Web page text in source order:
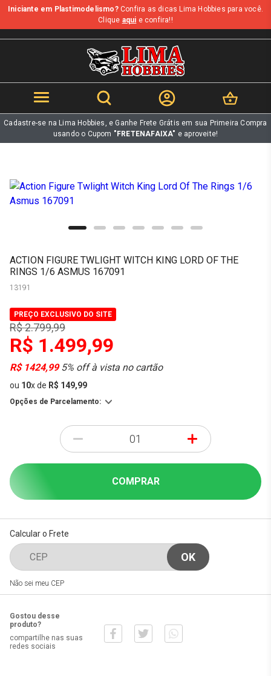
b
Iniciante em Plastimodelismo?Confira as dicas Lima Hobbies para você.
Clique aqui e confira!!
Cadastre-se na Lima Hobbies, e Ganhe Frete Grátis em sua Primeira Compra
usando o Cupom "FRETENAFAIXA" e aproveite!
ACTION FIGURE TWLIGHT WITCH KING LORD OF THE
RINGS 1/6 ASMUS 167091
13191
PREÇO EXCLUSIVO DO SITE
R$ 2.799,99
R$ 1.499,99
R$ 1424,995% off à vista no cartão
ou 10xde R$ 149,99
Opções de Parcelamento:
- +
COMPRAR
Calcular o Frete
Não sei meu CEP
Gostou desse
produto?
compartilhe nas suas
redes sociais